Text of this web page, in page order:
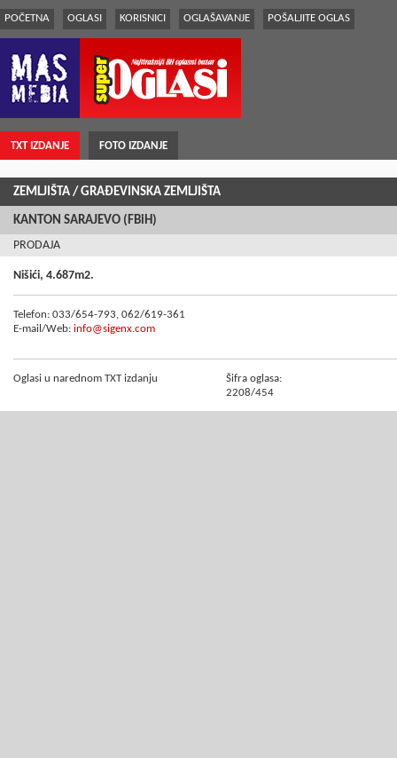
POČETNA OGLASI KORISNICI OGLAŠAVANJE POŠALJITE OGLAS
TXT IZDANJE FOTO IZDANJE
ZEMLJIŠTA / GRAÐEVINSKA ZEMLJIŠTA
KANTON SARAJEVO (FBiH)
PRODAJA
Nišići, 4.687m2.
Telefon: 033/654-793, 062/619-361
E-mail/Web: info@sigenx.com
Oglasi u narednom TXT izdanju
Šifra oglasa:
2208/454